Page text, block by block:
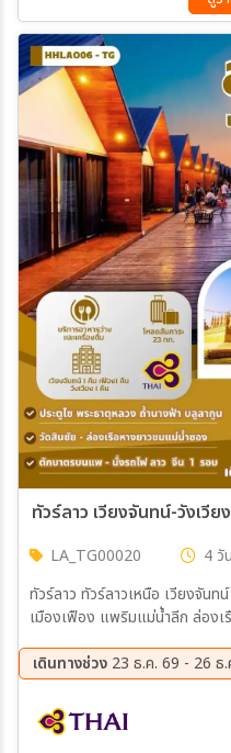
LA_TG00020 4 วั
ทัวร์ลาว ทัวร์ลาวเหนือ เวียงจันทน์ สวนวัฒนธรรมเซียงควร วัดศรีเมือง
เมืองเฟือง แพริมแม่น้ำลีก ล่องเรือชมวิวแม่น้ำลีก ตักบาตรริมน้ำบนแพ
เดินวังเวียง ล่องเรือหางยาวชมแม่น้ำซอง ถ้ำนางฟ้า นั่งรถไฟด่วนลาว-จีน
EMU ประตูชัย ถนนคนเดินริมโขงเวียงจันทน์ พระธา
หอพระแก้ว วัดสีสะเกด
เดินทางช่วง 23 ธ.ค. 69 - 26 ธ